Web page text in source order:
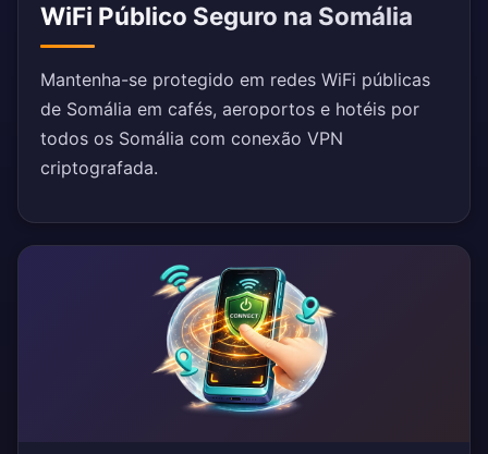
WiFi Público Seguro na Somália
Mantenha-se protegido em redes WiFi públicas
de Somália em cafés, aeroportos e hotéis por
todos os Somália com conexão VPN
criptografada.